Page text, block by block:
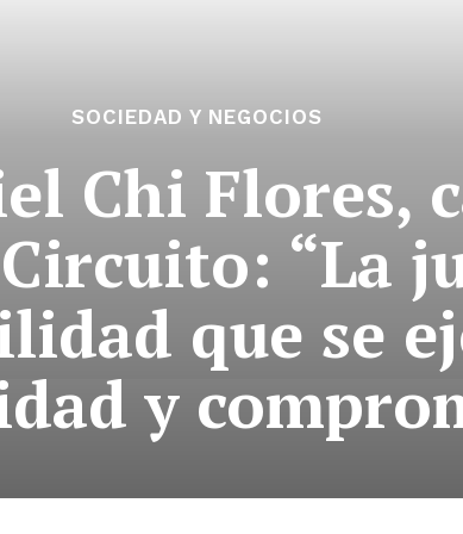
SOCIEDAD Y NEGOCIOS
Chi Flores,
“La
que se
y